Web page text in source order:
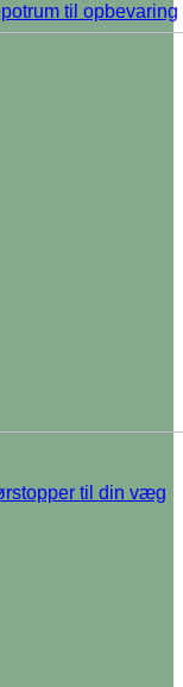
til opbevaring
til din væg